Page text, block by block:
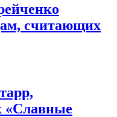
считающих
«Славные